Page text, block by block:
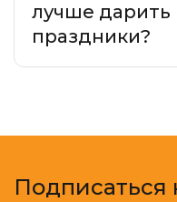
лучше дарить
праздники?
Подписаться